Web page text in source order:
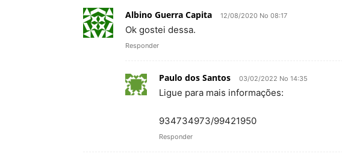
Albino Guerra Capita 12/08/2020 No 08:17
Ok gostei dessa.
Responder
Paulo dos Santos 03/02/2022 No 14:35
Ligue para mais informações:
934734973/99421950
Responder